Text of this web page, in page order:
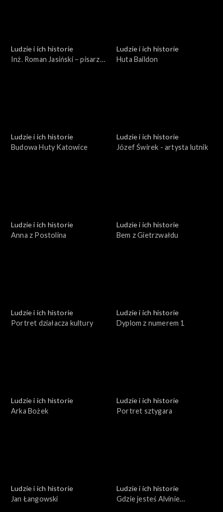
Ludzie i ich historie
Inż. Roman Jasiński − pisarz
Ludzie i ich historie
Huta Baildon
Ludzie i ich historie
Budowa Huty Katowice
Ludzie i ich historie
Józef Świrek - artysta lutnik
Ludzie i ich historie
Anna z Postolina
Ludzie i ich historie
Bem z Gietrzwałdu
Ludzie i ich historie
Portret działacza kultury
Ludzie i ich historie
Dyplom z numerem 1
Ludzie i ich historie
Arka Bożek
Ludzie i ich historie
Portret sztygara
Ludzie i ich historie
Jan Łangowski
Ludzie i ich historie
Gdzie jesteś Alvinie